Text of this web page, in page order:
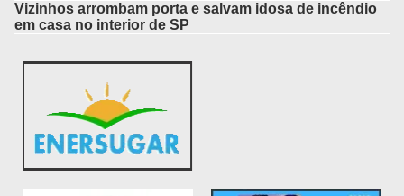
Vizinhos arrombam porta e salvam idosa de incêndio
em casa no interior de SP